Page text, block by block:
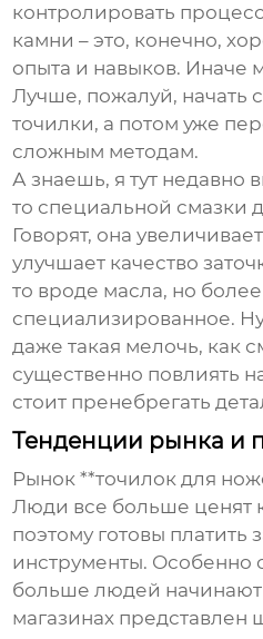
контролировать
камни – это, конечно,
опыта и навыков. Иначе
Лучше, пожалуй, начать
точилки, а потом уже
сложным методам.
А знаешь, я тут недавно
то специальной смазки
Говорят, она
улучшает качество
то вроде масла, но более
специализированное.
даже такая мелочь, как
существенно повлиять
стоит пренебрегать
Тенденции рынка и
Рынок **точилок для
Люди все больше ценят
поэтому готовы платить
инструменты. Особенно
больше людей начинают
магазинах